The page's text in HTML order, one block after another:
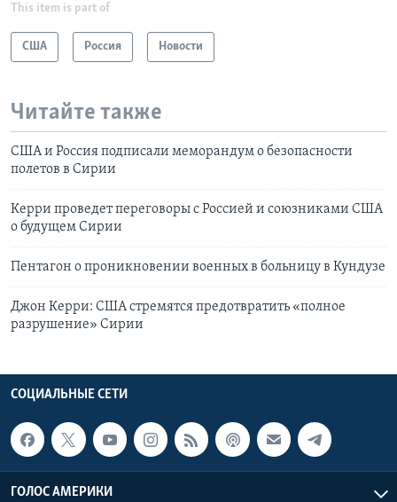
This item is part of
США Россия Новости
Читайте также
США и Россия подписали меморандум о безопасности
полетов в Сирии
Керри проведет переговоры с Россией и союзниками США
о будущем Сирии
Пентагон о проникновении военных в больницу в Кундузе
Джон Керри: США стремятся предотвратить «полное
разрушение» Сирии
СОЦИАЛЬНЫЕ СЕТИ
ГОЛОС АМЕРИКИ